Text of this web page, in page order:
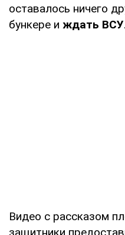
оставалось ничего
бункере и ждать ВСУ.
Видео с рассказом
защитники